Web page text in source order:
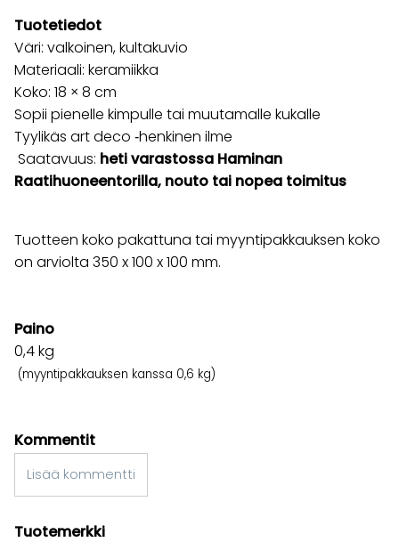
Tuotetiedot
Väri: valkoinen, kultakuvio
Materiaali: keramiikka
Koko: 18 × 8 cm
Sopii pienelle kimpulle tai muutamalle kukalle
Tyylikäs art deco ‑henkinen ilme
Saatavuus: heti varastossa Haminan
Raatihuoneentorilla, nouto tai nopea toimitus
Tuotteen koko pakattuna tai myyntipakkauksen koko
on arviolta 350 x 100 x 100 mm.
Paino
0,4kg
(myyntipakkauksen kanssa 0,6 kg)
Kommentit
Lisää kommentti
Tuotemerkki